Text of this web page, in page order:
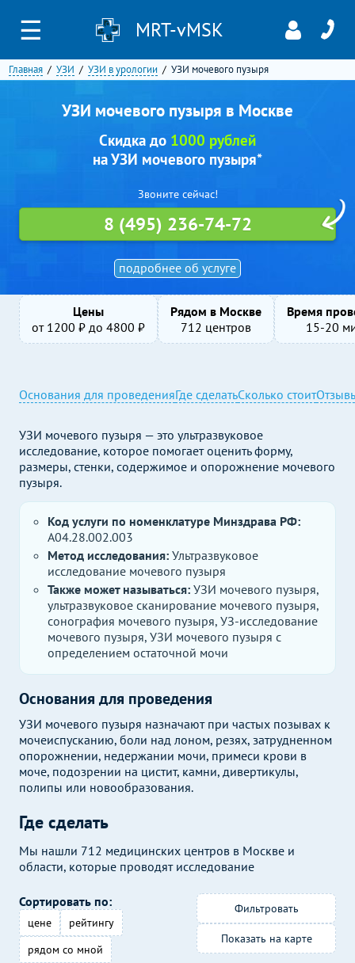
☰ MRT-vMSK
Главная УЗИ УЗИ в урологии УЗИ мочевого пузыря
УЗИ мочевого пузыря в Москве
подробнее об услуге
Скидка до 1000 рублей
на УЗИ мочевого пузыря*
Звоните сейчас!
8 (495) 236-74-72
Цены
от 1200 ₽ до 4800 ₽
Рядом в Москве
712 центров
Время
15-20
Где сделать
Мы нашли 712 медицинских центров в Москве и
области, которые проводят исследование
Сортировать по:
цене
рейтингу
рядом со мной
Фильтровать
Показать на карте
Основания для проведенияГде сделатьСколько стоит
УЗИ мочевого пузыря — это ультразвуковое
исследование, которое помогает оценить форму,
размеры, стенки, содержимое и опорожнение мочевого
пузыря.
Код услуги по номенклатуре Минздрава РФ:
A04.28.002.003
Метод исследования: Ультразвуковое
исследование мочевого пузыря
Также может называться: УЗИ мочевого пузыря,
ультразвуковое сканирование мочевого пузыря,
сонография мочевого пузыря, УЗ-исследование
мочевого пузыря, УЗИ мочевого пузыря с
определением остаточной мочи
Основания для проведения
УЗИ мочевого пузыря назначают при частых позывах к
мочеиспусканию, боли над лоном, резях, затрудненном
опорожнении, недержании мочи, примеси крови в
моче, подозрении на цистит, камни, дивертикулы,
полипы или новообразования.